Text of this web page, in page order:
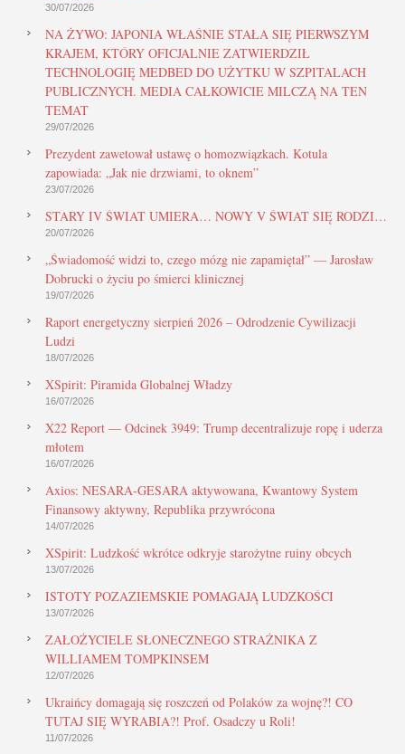
30/07/2026
NA ŻYWO: JAPONIA WŁAŚNIE STAŁA SIĘ PIERWSZYM
KRAJEM, KTÓRY OFICJALNIE ZATWIERDZIŁ
TECHNOLOGIĘ MEDBED DO UŻYTKU W SZPITALACH
PUBLICZNYCH. MEDIA CAŁKOWICIE MILCZĄ NA TEN
TEMAT
29/07/2026
Prezydent zawetował ustawę o homozwiązkach. Kotula
zapowiada: „Jak nie drzwiami, to oknem”
23/07/2026
STARY IV ŚWIAT UMIERA… NOWY V ŚWIAT SIĘ RODZI…
20/07/2026
„Świadomość widzi to, czego mózg nie zapamiętał” — Jarosław
Dobrucki o życiu po śmierci klinicznej
19/07/2026
Raport energetyczny sierpień 2026 – Odrodzenie Cywilizacji
Ludzi
18/07/2026
XSpirit: Piramida Globalnej Władzy
16/07/2026
X22 Report — Odcinek 3949: Trump decentralizuje ropę i uderza
młotem
16/07/2026
Axios: NESARA-GESARA aktywowana, Kwantowy System
Finansowy aktywny, Republika przywrócona
14/07/2026
XSpirit: Ludzkość wkrótce odkryje starożytne ruiny obcych
13/07/2026
ISTOTY POZAZIEMSKIE POMAGAJĄ LUDZKOŚCI
13/07/2026
ZAŁOŻYCIELE SŁONECZNEGO STRAŻNIKA Z
WILLIAMEM TOMPKINSEM
12/07/2026
Ukraińcy domagają się roszczeń od Polaków za wojnę?! CO
TUTAJ SIĘ WYRABIA?! Prof. Osadczy u Roli!
11/07/2026